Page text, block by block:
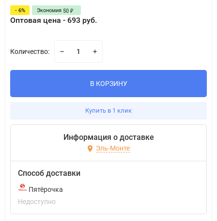
- 6% Экономия 50 ₽
Оптовая цена - 693 руб.
Количество:
В КОРЗИНУ
Купить в 1 клик
Информация о доставке
Эль-Монте
Способ доставки
Пятёрочка
Недоступно